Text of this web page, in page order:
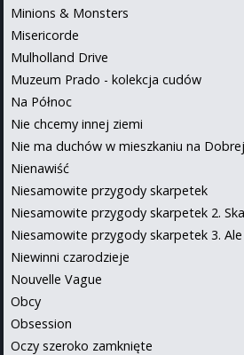
Minions & Monsters
Misericorde
Mulholland Drive
Muzeum Prado - kolekcja cudów
Na Północ
Nie chcemy innej ziemi
Nie ma duchów w mieszkaniu na Dobrej
Nienawiść
Niesamowite przygody skarpetek
Niesamowite przygody skarpetek 2.
Niesamowite przygody skarpetek 3.
Niewinni czarodzieje
Nouvelle Vague
Obcy
Obsession
Oczy szeroko zamknięte